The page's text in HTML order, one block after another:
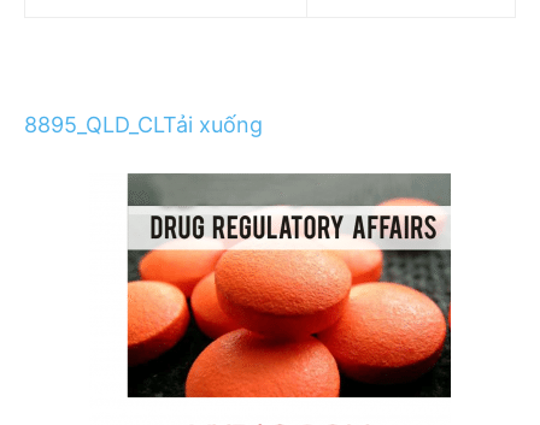
8895_QLD_CLTải xuống